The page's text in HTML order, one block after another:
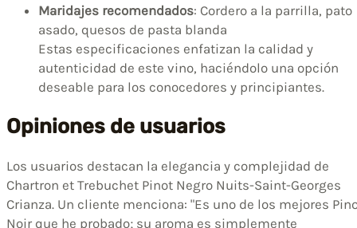
Maridajes recomendados: Cordero a la parrilla, pato
asado, quesos de pasta blanda
Estas especificaciones enfatizan la calidad y
autenticidad de este vino, haciéndolo una opción
deseable para los conocedores y principiantes.
Opiniones de usuarios
Los usuarios destacan la elegancia y complejidad de
Chartron et Trebuchet Pinot Negro Nuits-Saint-Georges
Crianza. Un cliente menciona: "Es uno de los mejores
Noir que he probado; su aroma es simplemente